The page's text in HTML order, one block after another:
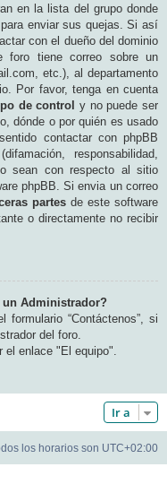
en la lista del grupo donde
enviar sus quejas. Si así
con el dueño del dominio
tiene correo sobre un
etc.), al departamento
Por favor, tenga en cuenta
de control
y no puede ser
dónde o por quién es usado
contactar con phpBB
responsabilidad,
sean con respecto al sitio
phpBB. Si envia un correo
partes de este software
o directamente no recibir
un Administrador?
“Contáctenos”, si
del foro.
enlace "El equipo".
Ir a
los horarios son UTC+02:00